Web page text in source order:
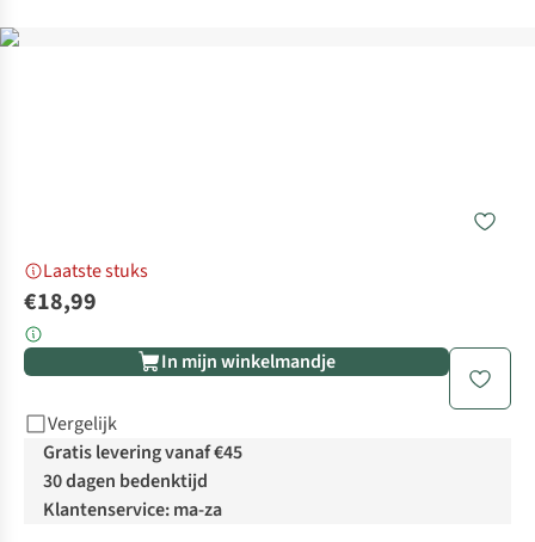
Laatste stuks
€18,99
In mijn winkelmandje
Vergelijk
Gratis levering vanaf €45
30 dagen bedenktijd
Klantenservice: ma-za